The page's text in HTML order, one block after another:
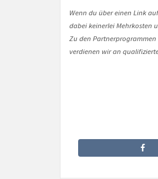
Wenn du über einen Link
dabei keinerlei Mehrkosten
Zu den
verdienen wir an